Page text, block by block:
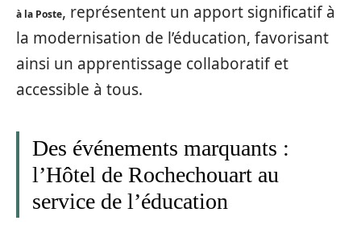
à la Poste, représentent un apport significatif à
la modernisation de l’éducation, favorisant
ainsi un apprentissage collaboratif et
accessible à tous.
Des événements marquants :
l’Hôtel de Rochechouart au
service de l’éducation